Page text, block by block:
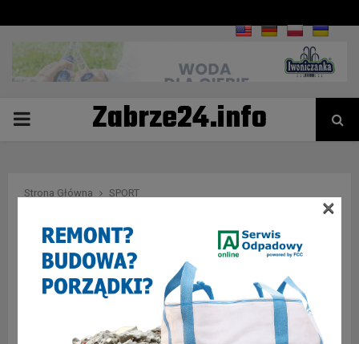
PRIMARYZabrze24.info
Strona Główna
SPORT
23 kolejka PGNiG Superligi: NMC Górnik
Zabrze – Chrobry Głogów
×